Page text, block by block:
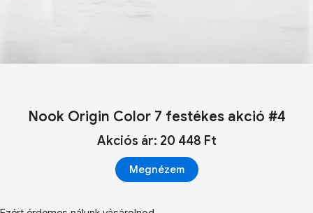
Nook Origin Color 7 festékes akció #4
Akciós ár: 20 448 Ft
Megnézem